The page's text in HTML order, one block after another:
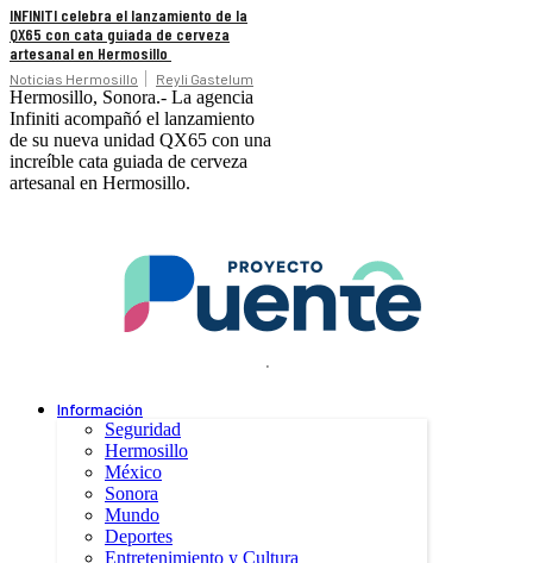
INFINITI celebra el lanzamiento de la
QX65 con cata guiada de cerveza
artesanal en Hermosillo
Noticias Hermosillo Reyli Gastelum
Hermosillo, Sonora.- La agencia
Infiniti acompañó el lanzamiento
de su nueva unidad QX65 con una
increíble cata guiada de cerveza
artesanal en Hermosillo.
.
Información
Seguridad
Hermosillo
México
Sonora
Mundo
Deportes
Entretenimiento y Cultura